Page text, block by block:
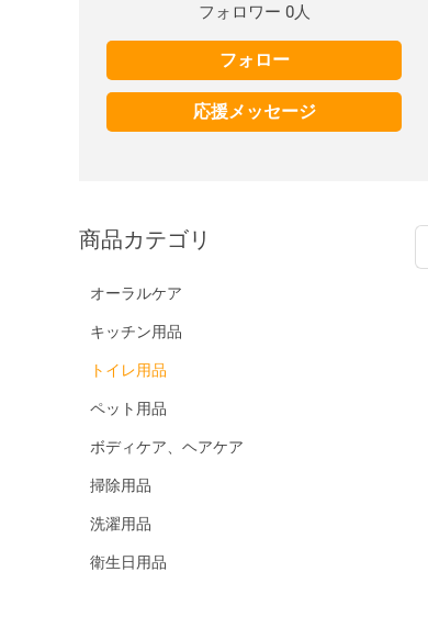
フォロワー 0人
フォロー
応援メッセージ
商品カテゴリ
オーラルケア
キッチン用品
トイレ用品
ペット用品
ボディケア、ヘアケア
掃除用品
洗濯用品
衛生日用品